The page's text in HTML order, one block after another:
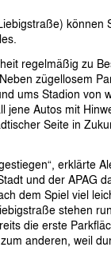
können
regelmäßig zu
zügellosem
ums Stadion von
jene Autos mit
Seite in
erklärte
und der APAG
dem Spiel viel
stehen
die erste
anderen, weil